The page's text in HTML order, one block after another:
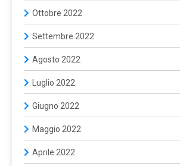
Ottobre 2022
Settembre 2022
Agosto 2022
Luglio 2022
Giugno 2022
Maggio 2022
Aprile 2022